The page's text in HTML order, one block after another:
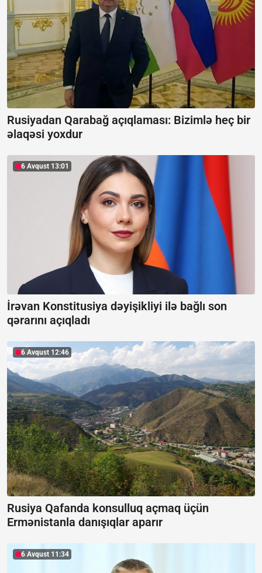
Rusiyadan Qarabağ açıqlaması: Bizimlə heç bir
əlaqəsi yoxdur
6 Avqust 13:01
İrəvan Konstitusiya dəyişikliyi ilə bağlı son
qərarını açıqladı
6 Avqust 12:46
Rusiya Qafanda konsulluq açmaq üçün
Ermənistanla danışıqlar aparır
6 Avqust 11:34